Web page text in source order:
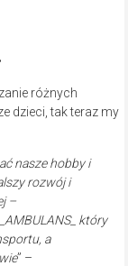
różnych
dzieci, tak teraz my
nasze hobby i
rozwój i
–
który
a
” –